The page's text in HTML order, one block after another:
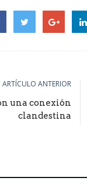
ARTÍCULO ANTERIOR
una conexión
clandestina